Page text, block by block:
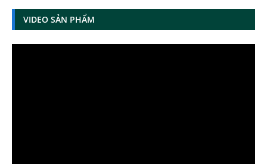
VIDEO SẢN PHẨM